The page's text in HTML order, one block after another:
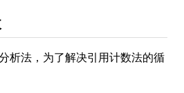
析法，为了解决引用计数法的循